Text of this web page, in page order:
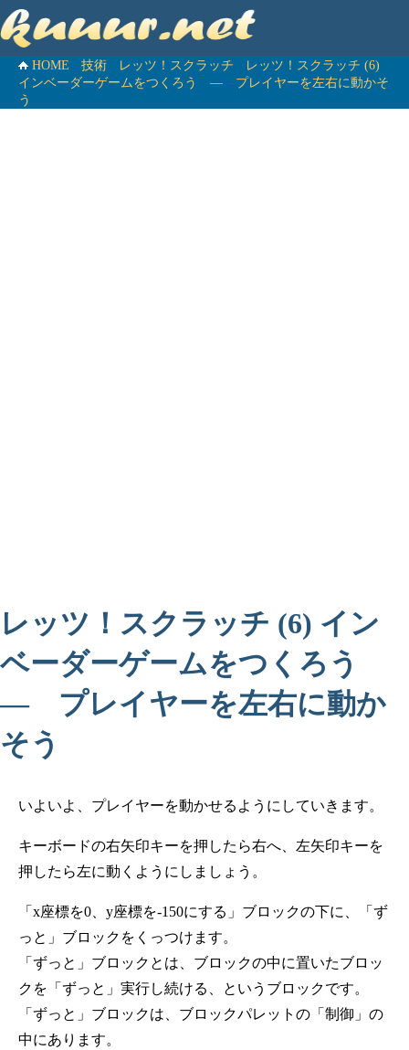
HOME 技術 レッツ！スクラッチ
レッツ！スクラッチ (6)
インベーダーゲームをつくろう ― プレイヤーを左右に動かそ
う
レッツ！スクラッチ (6) イン
ベーダーゲームをつくろう
― プレイヤーを左右に動か
そう
いよいよ、プレイヤーを動かせるようにしていきます。
キーボードの右矢印キーを押したら右へ、左矢印キーを
押したら左に動くようにしましょう。
「x座標を0、y座標を-150にする」ブロックの下に、「ず
っと」ブロックをくっつけます。
「ずっと」ブロックとは、ブロックの中に置いたブロッ
クを「ずっと」実行し続ける、というブロックです。
「ずっと」ブロックは、ブロックパレットの「制御」の
中にあります。